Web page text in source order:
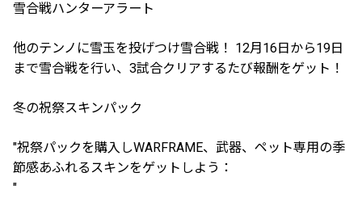
雪合戦ハンターアラート
他のテンノに雪玉を投げつけ雪合戦！ 12月16日から19日
まで雪合戦を行い、3試合クリアするたび報酬をゲット！
冬の祝祭スキンパック
"祝祭パックを購入しWARFRAME、武器、ペット専用の季
節感あふれるスキンをゲットしよう：
"